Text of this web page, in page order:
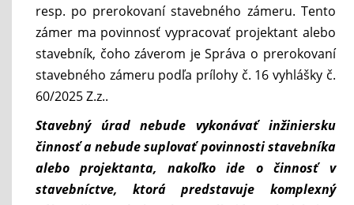
resp. po prerokovaní stavebného zámeru. Tento
zámer ma povinnosť vypracovať projektant alebo
stavebník, čoho záverom je Správa o prerokovaní
stavebného zámeru podľa prílohy č. 16 vyhlášky č.
60/2025 Z.z..
Stavebný úrad nebude vykonávať inžiniersku
činnosť a nebude suplovať povinnosti stavebníka
alebo projektanta, nakoľko ide o činnosť v
stavebníctve, ktorá predstavuje komplexný